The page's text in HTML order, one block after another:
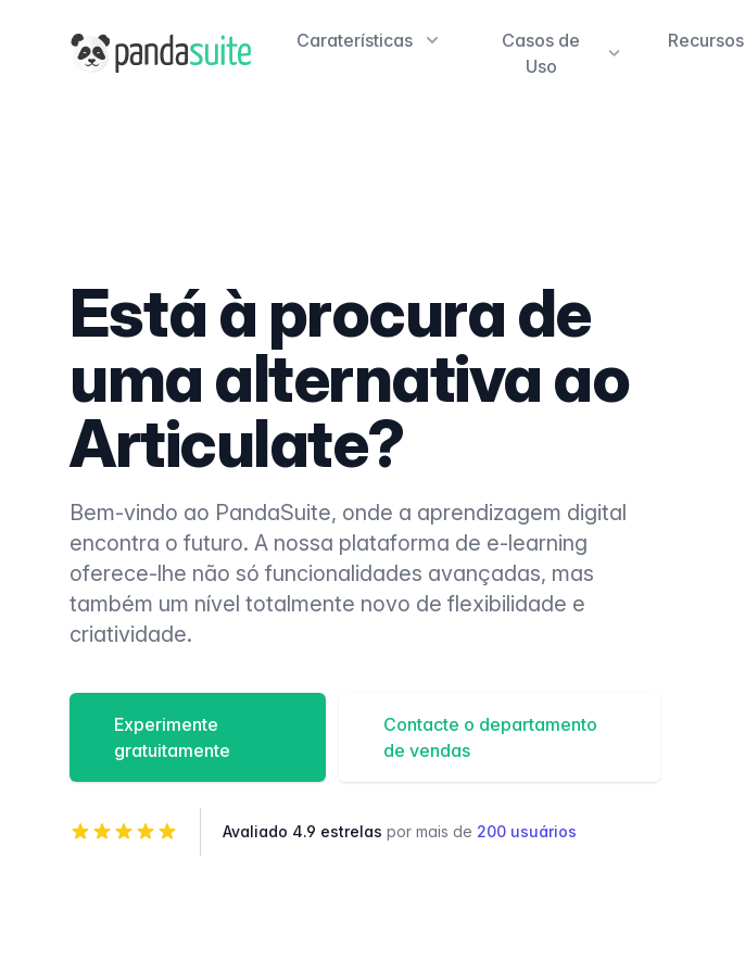
PandaSuite Caraterísticas
Casos de
Uso
Recursos
Está à procura de
uma alternativa ao
Articulate?
Bem-vindo ao PandaSuite, onde a aprendizagem digital
encontra o futuro. A nossa plataforma de e-learning
oferece-lhe não só funcionalidades avançadas, mas
também um nível totalmente novo de flexibilidade e
criatividade.
Experimente
gratuitamente
Contacte o departamento
de vendas
Avaliado 4.9 estrelas por mais de 200 usuários